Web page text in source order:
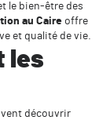
le bien-être des
au Caire offre
et qualité de vie.
les
découvrir